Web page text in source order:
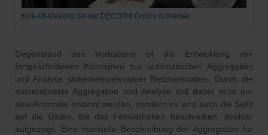
Kick-off-Meeting bei der DECOIT® GmbH in Bremen
Gegenstand des Vorhabens ist die Entwicklung von
fortgeschrittenen Konzepten zur automatischen Aggregation
und Analyse sicherheitsrelevanter Netzwerkdaten. Durch die
automatisierte Aggregation und Analyse soll dabei nicht nur
eine Anomalie erkannt werden, sondern es wird auch die Sicht
auf die Daten, die das Fehlverhalten beschreiben, direkter
aufgezeigt. Eine manuelle Beschreibung der Aggregation für